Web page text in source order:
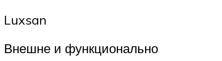
Luxsan
Внешне и функционально